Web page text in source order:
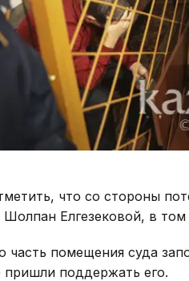
что со стороны
Елгезековой, в том
часть помещения суда
пришли поддержать его.